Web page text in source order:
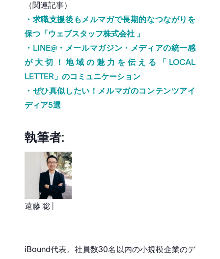
（関連記事）
・求職支援後もメルマガで長期的なつながりを
保つ「ウェブスタッフ株式会社 」
・LINE@・メールマガジン・メディアの統一感
が大切！地域の魅力を伝える「LOCAL
LETTER」のコミュニケーション
・ぜひ真似したい！メルマガのコンテンツアイ
ディア5選
執筆者:
遠藤 聡 |
iBound代表。社員数30名以内の小規模企業のデ